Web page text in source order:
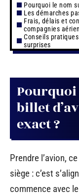
Pourquoi le nom
Les démarches
Frais, délais et
compagnies
Conseils
surprises
billet
exact ?
Prendre l’avion,
siège : c’est
commence avec